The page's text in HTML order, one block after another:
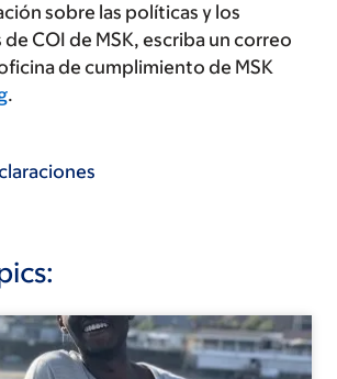
sobre las políticas y los
COI de MSK, escriba un correo
de cumplimiento de MSK
.